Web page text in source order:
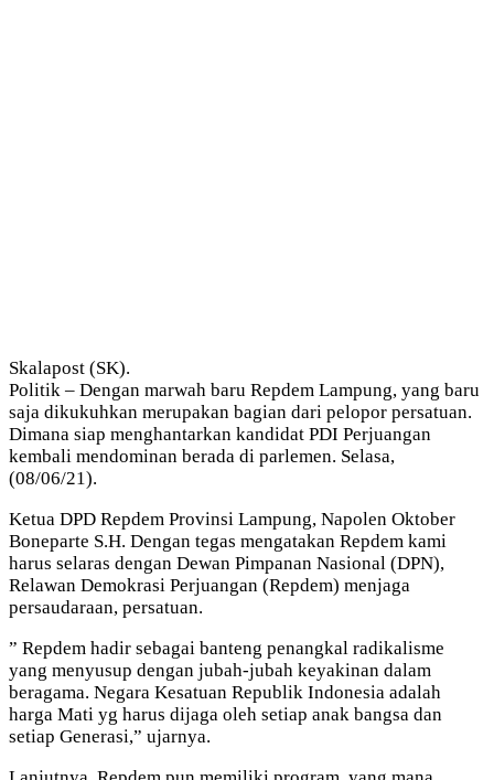
Skalapost (SK).
Politik – Dengan marwah baru Repdem Lampung, yang baru
saja dikukuhkan merupakan bagian dari pelopor persatuan.
Dimana siap menghantarkan kandidat PDI Perjuangan
kembali mendominan berada di parlemen. Selasa,
(08/06/21).
Ketua DPD Repdem Provinsi Lampung, Napolen Oktober
Boneparte S.H. Dengan tegas mengatakan Repdem kami
harus selaras dengan Dewan Pimpanan Nasional (DPN),
Relawan Demokrasi Perjuangan (Repdem) menjaga
persaudaraan, persatuan.
” Repdem hadir sebagai banteng penangkal radikalisme
yang menyusup dengan jubah-jubah keyakinan dalam
beragama. Negara Kesatuan Republik Indonesia adalah
harga Mati yg harus dijaga oleh setiap anak bangsa dan
setiap Generasi,” ujarnya.